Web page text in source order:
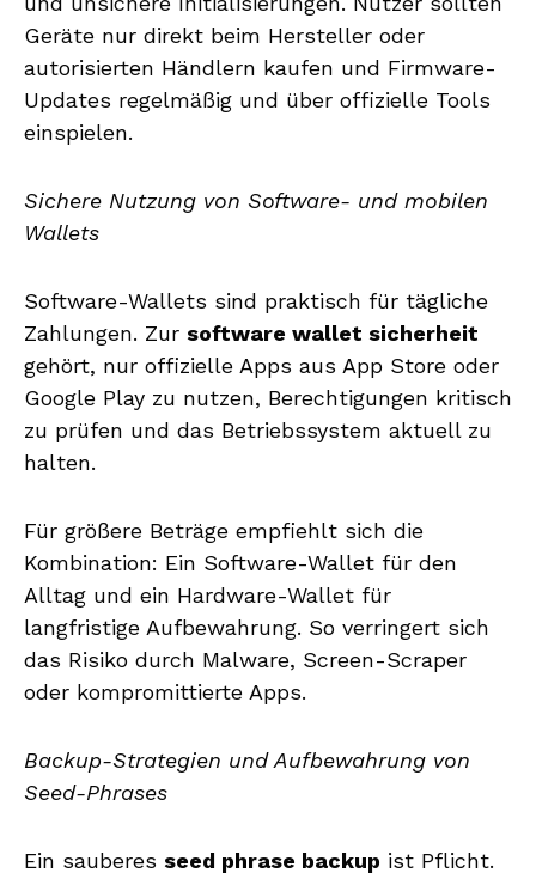
Geräte nur direkt beim Hersteller oder
autorisierten Händlern kaufen und Firmware-
Updates regelmäßig und über offizielle Tools
einspielen.
Sichere Nutzung von Software- und mobilen
Wallets
Software-Wallets sind praktisch für tägliche
Zahlungen. Zur software wallet sicherheit
gehört, nur offizielle Apps aus App Store oder
Google Play zu nutzen, Berechtigungen kritisch
zu prüfen und das Betriebssystem aktuell zu
halten.
Für größere Beträge empfiehlt sich die
Kombination: Ein Software-Wallet für den
Alltag und ein Hardware-Wallet für
langfristige Aufbewahrung. So verringert sich
das Risiko durch Malware, Screen-Scraper
oder kompromittierte Apps.
Backup-Strategien und Aufbewahrung von
Seed-Phrases
Ein sauberes seed phrase backup ist Pflicht.